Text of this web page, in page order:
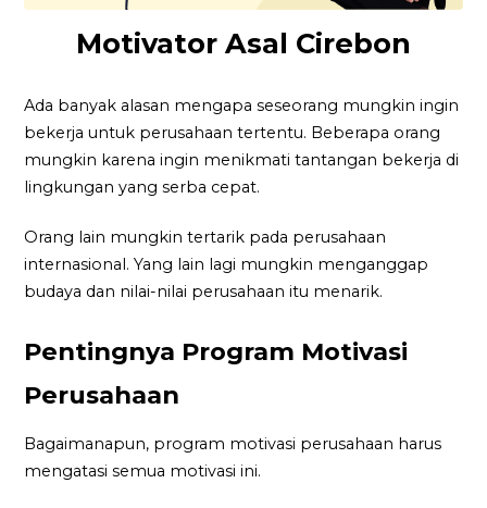
Motivator Asal Cirebon
Ada banyak alasan mengapa seseorang mungkin ingin
bekerja untuk perusahaan tertentu. Beberapa orang
mungkin karena ingin menikmati tantangan bekerja di
lingkungan yang serba cepat.
Orang lain mungkin tertarik pada perusahaan
internasional. Yang lain lagi mungkin menganggap
budaya dan nilai-nilai perusahaan itu menarik.
Pentingnya Program Motivasi
Perusahaan
Bagaimanapun, program motivasi perusahaan harus
mengatasi semua motivasi ini.